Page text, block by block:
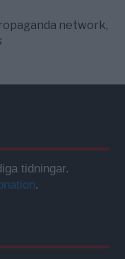
network,
tidningar.
.